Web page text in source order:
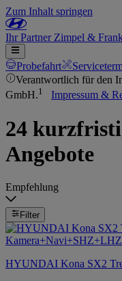
Zum Inhalt springen
IhrPartner Zimpel &
Probefahrt
Verantwortlich für den
GmbH.1 Impressum &
24
Angebote
Empfehlung
Filter
HYUNDAI Kona SX2